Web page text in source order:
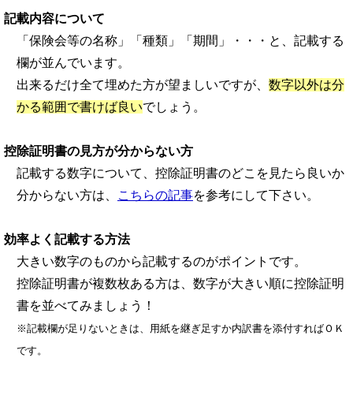
記載内容について
「保険会等の名称」「種類」「期間」・・・と、記載する
欄が並んでいます。
出来るだけ全て埋めた方が望ましいですが、 数字以外は分
かる範囲で書けば良いでしょう。
控除証明書の見方が分からない方
記載する数字について、控除証明書のどこを見たら良いか
分からない方は、
こちらの記事を参考にして下さい。
効率よく記載する方法
大きい数字のものから記載するのがポイントです。
控除証明書が複数枚ある方は、数字が大きい順に控除証明
書を並べてみましょう！
※記載欄が足りないときは、用紙を継ぎ足すか内訳書を添付すればＯＫ
です。